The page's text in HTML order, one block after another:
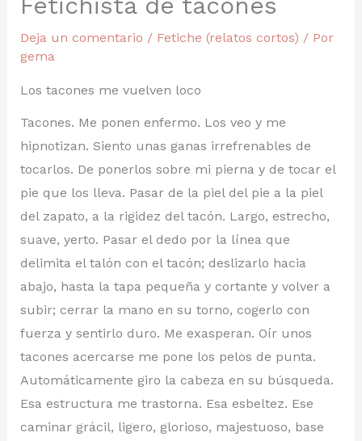
Deja un comentario / Fetiche (relatos cortos) / Por
gema
Los tacones me vuelven loco
Tacones. Me ponen enfermo. Los veo y me
hipnotizan. Siento unas ganas irrefrenables de
tocarlos. De ponerlos sobre mi pierna y de tocar el
pie que los lleva. Pasar de la piel del pie a la piel
del zapato, a la rigidez del tacón. Largo, estrecho,
suave, yerto. Pasar el dedo por la línea que
delimita el talón con el tacón; deslizarlo hacia
abajo, hasta la tapa pequeña y cortante y volver a
subir; cerrar la mano en su torno, cogerlo con
fuerza y sentirlo duro. Me exasperan. Oír unos
tacones acercarse me pone los pelos de punta.
Automáticamente giro la cabeza en su búsqueda.
Esa estructura me trastorna. Esa esbeltez. Ese
caminar grácil, ligero, glorioso, majestuoso, base